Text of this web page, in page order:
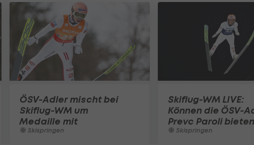
ÖSV-Adler mischt bei
Skiflug-WM um
Medaille mit
Skispringen
Skiflug-WM LIVE:
Können die ÖSV-
Prevc Paroli
Skispringen